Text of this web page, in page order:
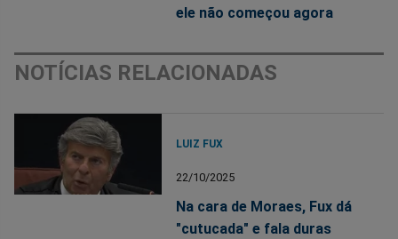
ele não começou agora
NOTÍCIAS RELACIONADAS
LUIZ FUX
22/10/2025
Na cara de Moraes, Fux dá
"cutucada" e fala duras